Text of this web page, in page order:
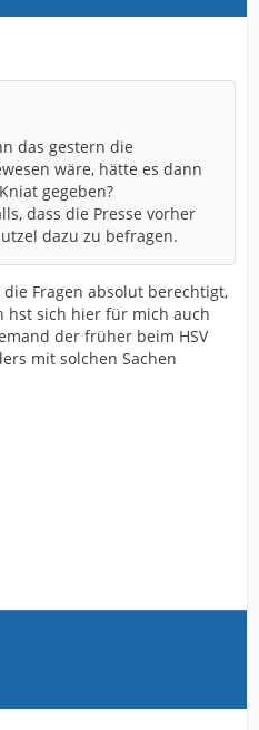
das gestern die
wäre, hätte es dann
gegeben?
dass die Presse vorher
dazu zu befragen.
Fragen absolut berechtigt,
hst sich hier für mich auch
der früher beim HSV
mit solchen Sachen